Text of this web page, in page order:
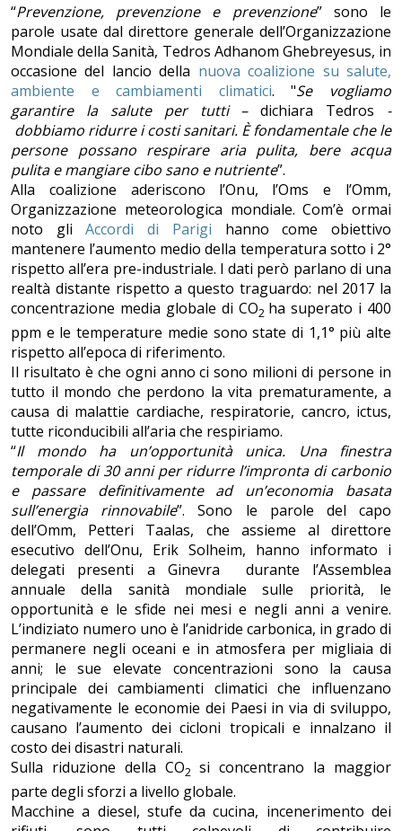
“Prevenzione, prevenzione e prevenzione” sono le
parole usate dal direttore generale dell’Organizzazione
Mondiale della Sanità, Tedros Adhanom Ghebreyesus, in
occasione del lancio della nuova coalizione su salute,
ambiente e cambiamenti climatici. "Se vogliamo
garantire la salute per tutti –dichiara Tedros -
dobbiamo ridurre i costi sanitari. È fondamentale che le
persone possano respirare aria pulita, bere acqua
pulita e mangiare cibo sano e nutriente”.
Alla coalizione aderiscono l’Onu, l’Oms e l’Omm,
Organizzazione meteorologica mondiale. Com’è ormai
noto gliAccordi di Parigi hanno come obiettivo
mantenere l’aumento medio della temperatura sotto i 2°
rispetto all’era pre-industriale. I dati però parlano di una
realtà distante rispetto a questo traguardo: nel 2017 la
concentrazione media globale di CO2 ha superato i 400
ppm e le temperature medie sono state di 1,1° più alte
rispetto all’epoca di riferimento.
Il risultato è che ogni anno ci sono milioni di persone in
tutto il mondo che perdono la vita prematuramente, a
causa di malattie cardiache, respiratorie, cancro, ictus,
tutte riconducibili all’aria che respiriamo.
“Il mondo ha un’opportunità unica. Una finestra
temporale di 30 anni per ridurre l’impronta di carbonio
e passare definitivamente ad un’economia basata
sull’energia rinnovabile”. Sono le parole del capo
dell’Omm, Petteri Taalas, che assieme al direttore
esecutivo dell’Onu, Erik Solheim, hanno informato i
delegati presenti a Ginevra durante l’Assemblea
annuale della sanità mondiale sulle priorità, le
opportunità e le sfide nei mesi e negli anni a venire.
L’indiziato numero uno è l’anidride carbonica, in grado di
permanere negli oceani e in atmosfera per migliaia di
anni; le sue elevate concentrazioni sono la causa
principale dei cambiamenti climatici che influenzano
negativamente le economie dei Paesi in via di sviluppo,
causano l’aumento dei cicloni tropicali e innalzano il
costo dei disastri naturali.
Sulla riduzione della CO2 si concentrano la maggior
parte degli sforzi a livello globale.
Macchine a diesel, stufe da cucina, incenerimento dei